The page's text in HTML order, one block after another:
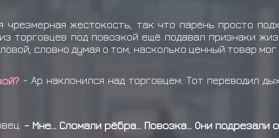
жестокость, так что парень просто
торговцев под повозкой ещё подавал признаки
словно думая о том, насколько ценный товар
- Ар наклонился над торговцем. Тот переводил
- Мне... Сломали рёбра... Повозка... Они подрезали